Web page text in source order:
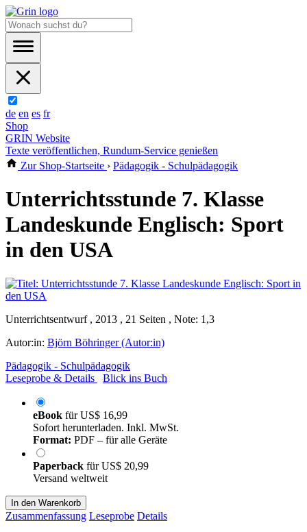
de en es fr
Shop
GRIN Website
Texte veröffentlichen, Rundum-Service genießen
Zur Shop-Startseite › Pädagogik - Schulpädagogik
Unterrichtsstunde 7. Klasse
Landeskunde Englisch: Sport
in den USA
Unterrichtsentwurf , 2013 , 21 Seiten , Note: 1,3
Autor:in: Björn Böhringer (Autor:in)
Pädagogik - Schulpädagogik
Leseprobe & Details
Blick ins Buch
eBook fürUS$ 16,99
Sofort herunterladen. Inkl. MwSt.
Format: PDF – für alle Geräte
Paperback fürUS$ 20,99
Versand weltweit
In den Warenkorb
Zusammenfassung Leseprobe Details